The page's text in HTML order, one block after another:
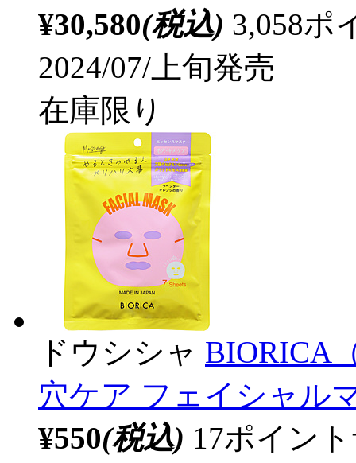
¥30,580(税込) 3,058ポ
2024/07/上旬発売
在庫限り
ドウシシャ BIORICA
穴ケア フェイシャル
¥550(税込) 17ポイン